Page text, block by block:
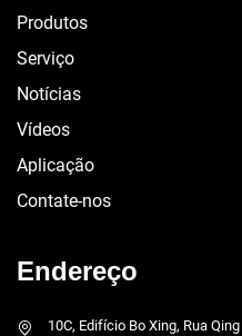
Produtos
Serviço
Notícias
Vídeos
Aplicação
Contate-nos
Endereço
10C, Edifício Bo Xing, Rua